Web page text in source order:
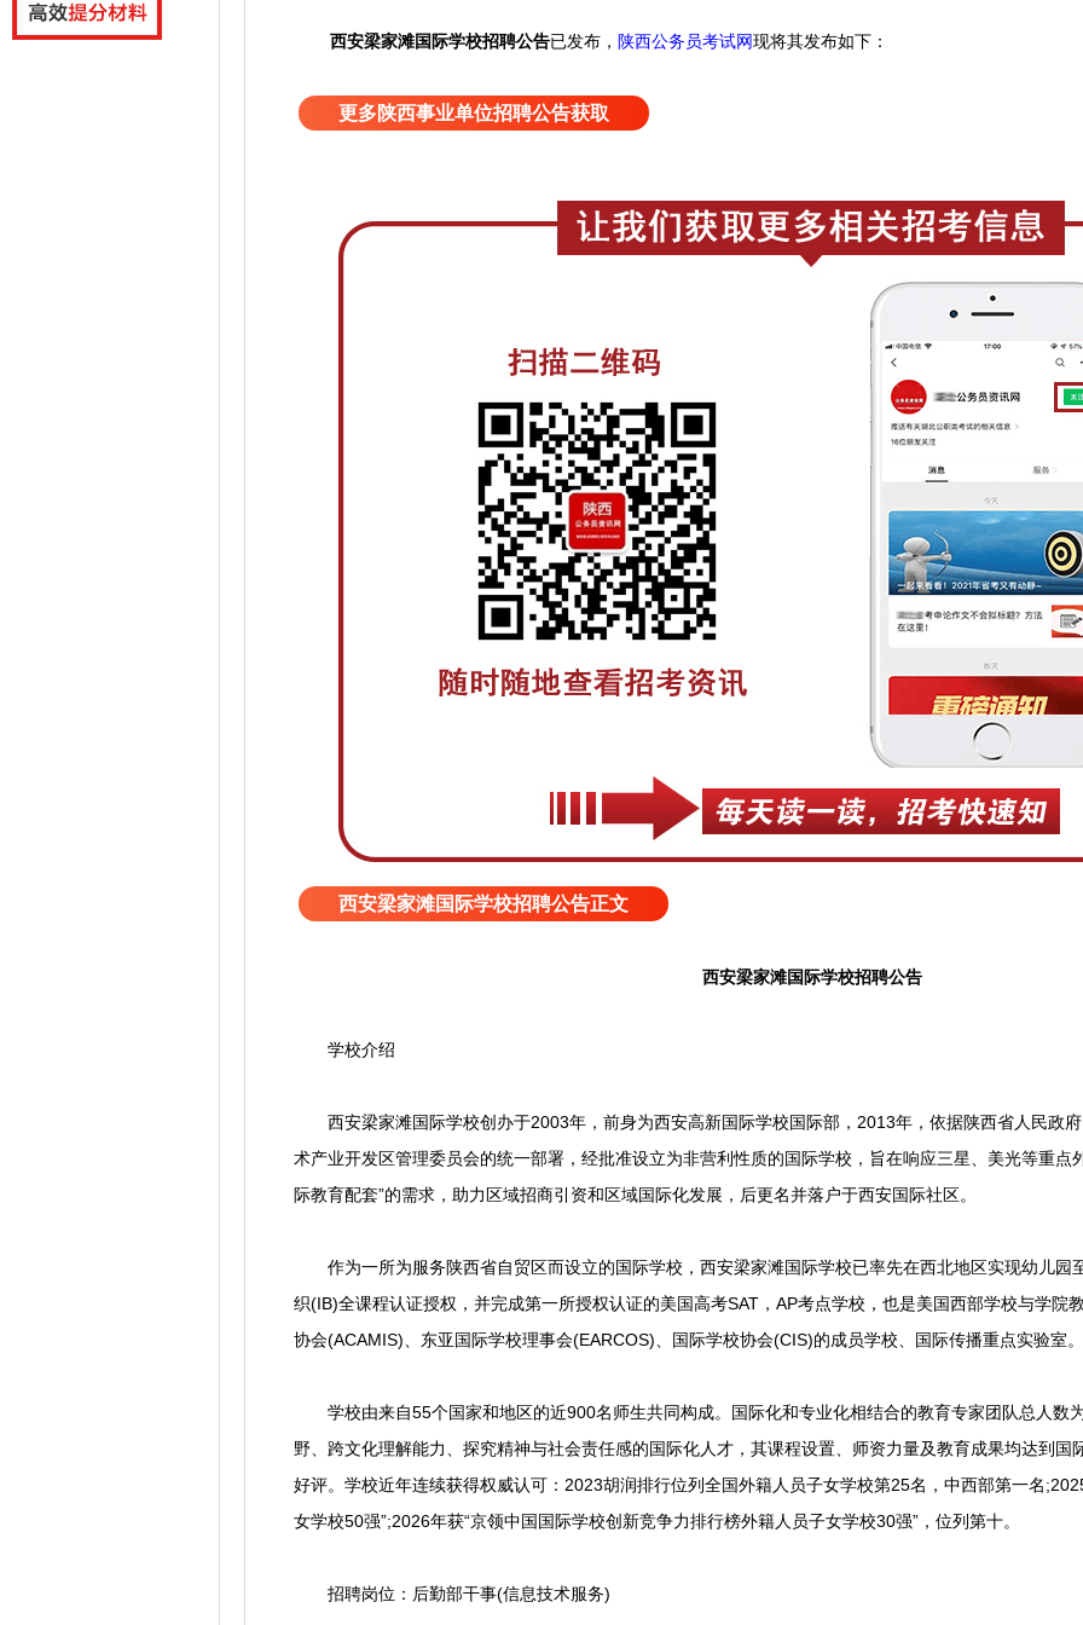
西安梁家滩国际学校招聘公告已发布， 陕西公务员考试网现将其发布如下：
更多陕西事业单位招聘公告获取
西安梁家滩国际学校招聘公告正文
西安梁家滩国际学校招聘公告
学校介绍
西安梁家滩国际学校创办于2003年，前身为西安高新国际学校国际部，2013年，依据陕西省人民政
术产业开发区管理委员会的统一部署，经批准设立为非营利性质的国际学校，旨在响应三星、美光等重点
际教育配套”的需求，助力区域招商引资和区域国际化发展，后更名并落户于西安国际社区。
作为一所为服务陕西省自贸区而设立的国际学校，西安梁家滩国际学校已率先在西北地区实现幼儿园
织(IB)全课程认证授权，并完成第一所授权认证的美国高考SAT，AP考点学校，也是美国西部学校与学院
协会(ACAMIS)、东亚国际学校理事会(EARCOS)、国际学校协会(CIS)的成员学校、国际传播重点实验室。
学校由来自55个国家和地区的近900名师生共同构成。国际化和专业化相结合的教育专家团队总人数
野、跨文化理解能力、探究精神与社会责任感的国际化人才，其课程设置、师资力量及教育成果均达到国
好评。学校近年连续获得权威认可：2023胡润排行位列全国外籍人员子女学校第25名，中西部第一名
女学校50强”;2026年获“京领中国国际学校创新竞争力排行榜外籍人员子女学校30强”，位列第十。
招聘岗位：后勤部干事(信息技术服务)